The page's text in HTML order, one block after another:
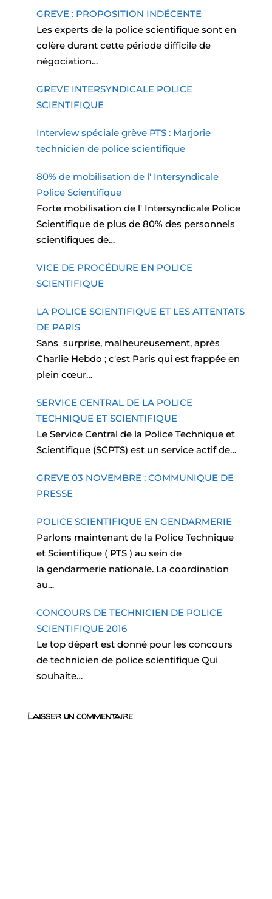
GREVE : PROPOSITION INDÉCENTE
Les experts de la police scientifique sont en
colère durant cette période difficile de
négociation…
GREVE INTERSYNDICALE POLICE
SCIENTIFIQUE
Interview spéciale grève PTS : Marjorie
technicien de police scientifique
80% de mobilisation de l' Intersyndicale
Police Scientifique
Forte mobilisation de l' Intersyndicale Police
Scientifique de plus de 80% des personnels
scientifiques de…
VICE DE PROCÉDURE EN POLICE
SCIENTIFIQUE
LA POLICE SCIENTIFIQUE ET LES ATTENTATS
DE PARIS
Sans surprise, malheureusement, après
Charlie Hebdo ; c'est Paris qui est frappée en
plein cœur…
SERVICE CENTRAL DE LA POLICE
TECHNIQUE ET SCIENTIFIQUE
Le Service Central de la Police Technique et
Scientifique (SCPTS) est un service actif de…
GREVE 03 NOVEMBRE : COMMUNIQUE DE
PRESSE
POLICE SCIENTIFIQUE EN GENDARMERIE
Parlons maintenant de la Police Technique
et Scientifique ( PTS ) au sein de
la gendarmerie nationale. La coordination
au…
CONCOURS DE TECHNICIEN DE POLICE
SCIENTIFIQUE 2016
Le top départ est donné pour les concours
de technicien de police scientifique Qui
souhaite…
Laisser un commentaire